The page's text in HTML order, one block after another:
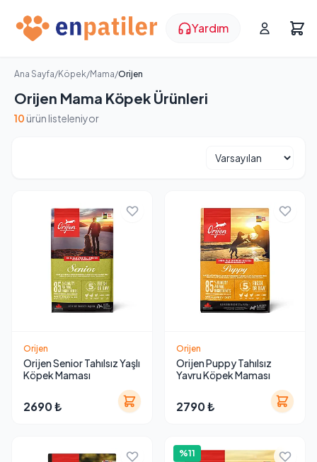
Yardım
Ana Sayfa/Köpek/Mama/Orijen
Orijen Mama Köpek Ürünleri
10 ürün listeleniyor
Orijen
Orijen Senior Tahılsız Yaşlı
Köpek Maması
2690 ₺
Orijen
Orijen Puppy Tahılsız
Yavru Köpek Maması
2790 ₺
%11